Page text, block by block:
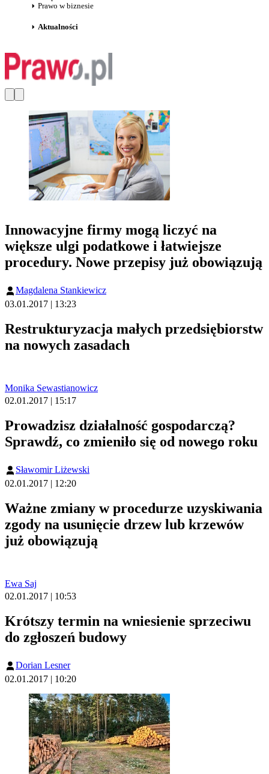
Prawo w biznesie
Aktualności
Innowacyjne firmy mogą liczyć na
większe ulgi podatkowe i łatwiejsze
procedury. Nowe przepisy już obowiązują
Magdalena Stankiewicz
03.01.2017 | 13:23
Restrukturyzacja małych przedsiębiorstw
na nowych zasadach
Monika Sewastianowicz
02.01.2017 | 15:17
Prowadzisz działalność gospodarczą?
Sprawdź, co zmieniło się od nowego roku
Sławomir Liżewski
02.01.2017 | 12:20
Ważne zmiany w procedurze uzyskiwania
zgody na usunięcie drzew lub krzewów
już obowiązują
Ewa Saj
02.01.2017 | 10:53
Krótszy termin na wniesienie sprzeciwu
do zgłoszeń budowy
Dorian Lesner
02.01.2017 | 10:20